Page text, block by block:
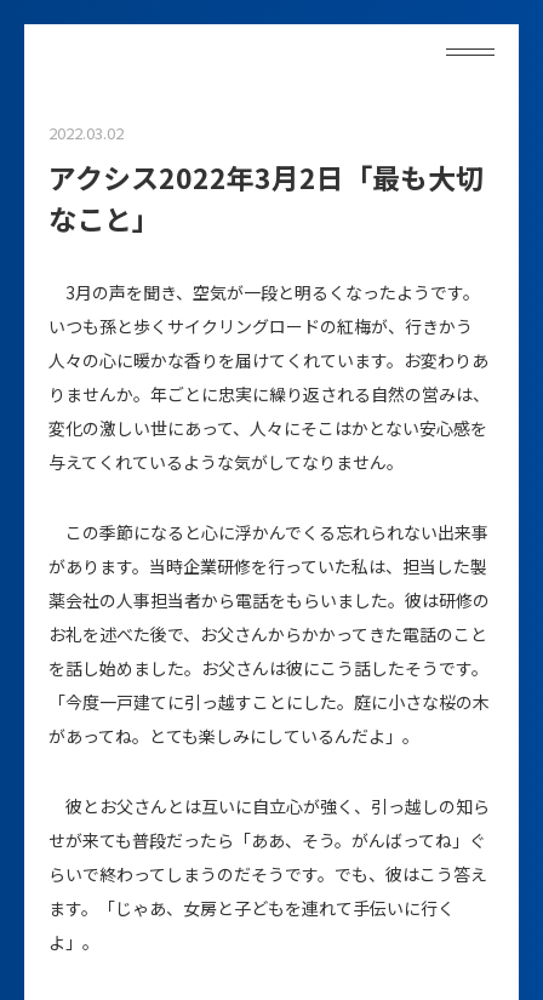
2022.03.02
アクシス2022年3月2日「最も大切
なこと」
3月の声を聞き、空気が一段と明るくなったようです。
いつも孫と歩くサイクリングロードの紅梅が、行きかう
人々の心に暖かな香りを届けてくれています。お変わりあ
りませんか。年ごとに忠実に繰り返される自然の営みは、
変化の激しい世にあって、人々にそこはかとない安心感を
与えてくれているような気がしてなりません。
この季節になると心に浮かんでくる忘れられない出来事
があります。当時企業研修を行っていた私は、担当した製
薬会社の人事担当者から電話をもらいました。彼は研修の
お礼を述べた後で、お父さんからかかってきた電話のこと
を話し始めました。お父さんは彼にこう話したそうです。
「今度一戸建てに引っ越すことにした。庭に小さな桜の木
があってね。とても楽しみにしているんだよ」。
彼とお父さんとは互いに自立心が強く、引っ越しの知ら
せが来ても普段だったら「ああ、そう。がんばってね」ぐ
らいで終わってしまうのだそうです。でも、彼はこう答え
ます。「じゃあ、女房と子どもを連れて手伝いに行く
よ」。